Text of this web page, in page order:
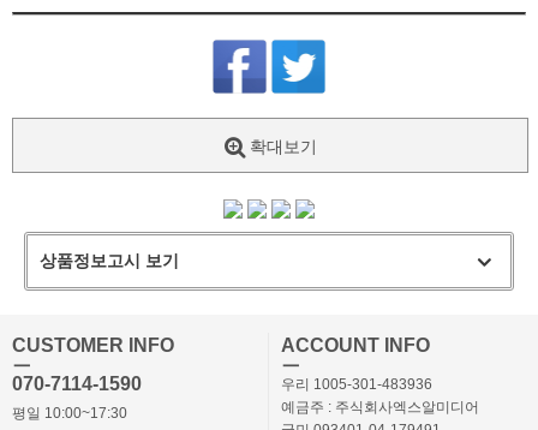
확대보기
상품정보고시 보기
CUSTOMER INFO
ㅡ
070-7114-1590
평일 10:00~17:30
ACCOUNT INFO
ㅡ
우리 1005-301-483936
예금주 : 주식회사엑스알미디어